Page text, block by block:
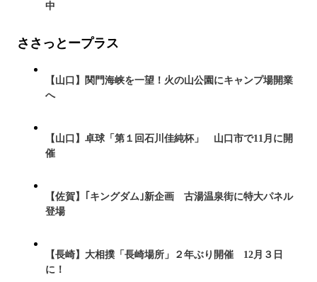
中
ささっとープラス
【山口】関門海峡を一望！火の山公園にキャンプ場開業
へ
【山口】卓球「第１回石川佳純杯」 山口市で11月に開
催
【佐賀】｢キングダム｣新企画 古湯温泉街に特大パネル
登場
【長崎】大相撲「長崎場所」２年ぶり開催 12月３日
に！